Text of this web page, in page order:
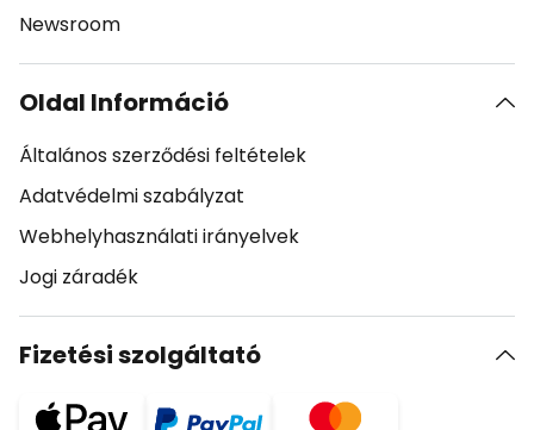
Newsroom
Oldal Információ
Általános szerződési feltételek
Adatvédelmi szabályzat
Webhelyhasználati irányelvek
Jogi záradék
Fizetési szolgáltató